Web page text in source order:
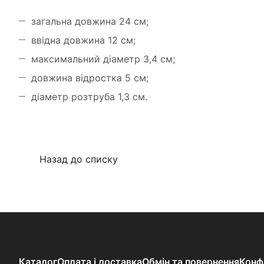
загальна довжина 24 см;
ввідна довжина 12 см;
максимальний діаметр 3,4 см;
довжина відростка 5 см;
діаметр розтруба 1,3 см.
Назад до списку